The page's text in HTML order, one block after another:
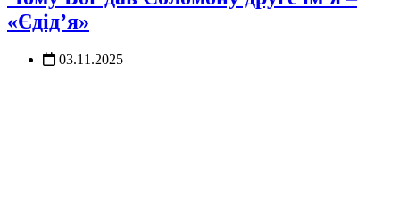
«Єдід’я»
03.11.2025